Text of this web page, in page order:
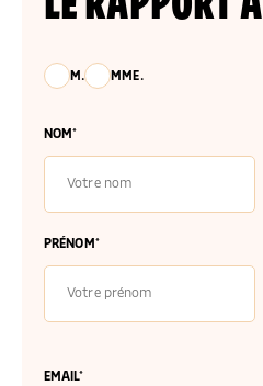
M. MME.
NOM*
PRÉNOM*
EMAIL*